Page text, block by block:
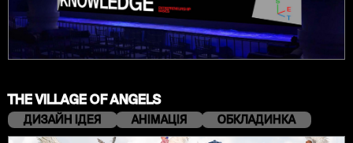
THE VILLAGE OF ANGELS
ДИЗАЙН ІДЕЯ АНІМАЦІЯ ОБКЛАДИНКА